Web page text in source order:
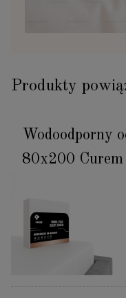
Produkty
Wodoodporny
80x200 Curem